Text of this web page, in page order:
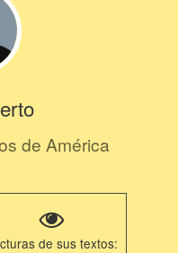
de América
de sus textos: